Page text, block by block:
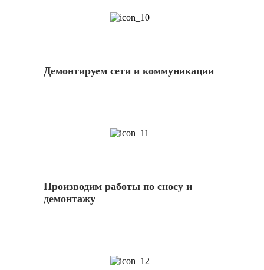
Демонтируем сети и коммуникации
Производим работы по сносу и
демонтажу